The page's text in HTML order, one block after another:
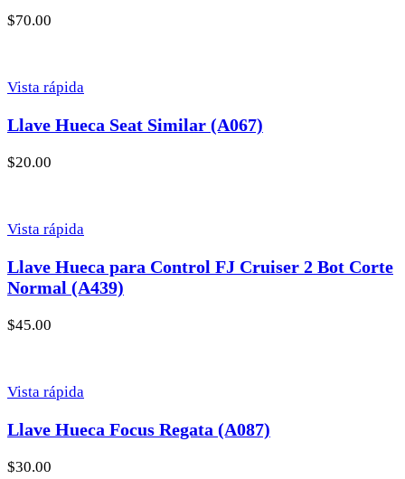
$70.00
Vista rápida
Llave Hueca Seat Similar (A067)
$20.00
Vista rápida
Llave Hueca para Control FJ Cruiser 2 Bot Corte
Normal (A439)
$45.00
Vista rápida
Llave Hueca Focus Regata (A087)
$30.00